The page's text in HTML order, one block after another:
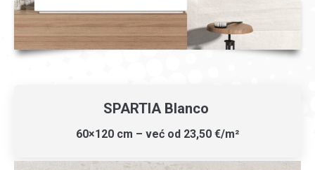
SPARTIA Blanco
60×120 cm – već od 23,50 €/m²